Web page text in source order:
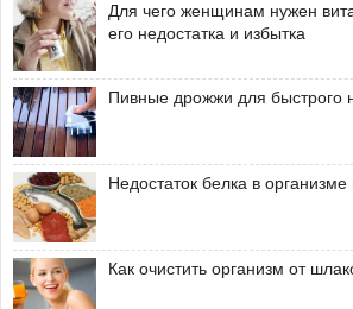
Для чего женщинам нужен
его недостатка и избытка
Пивные дрожжи для быстрого
Недостаток белка в
Как очистить организм от